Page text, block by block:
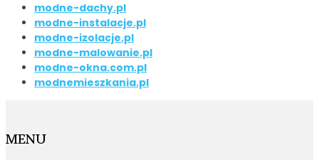
modne-dachy.pl
modne-instalacje.pl
modne-izolacje.pl
modne-malowanie.pl
modne-okna.com.pl
modnemieszkania.pl
MENU